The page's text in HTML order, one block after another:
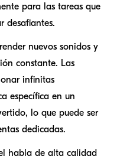
para las tareas que
desafiantes.
nuevos sonidos y
constante. Las
infinitas
específica en un
lo que puede ser
dedicadas.
habla de alta calidad